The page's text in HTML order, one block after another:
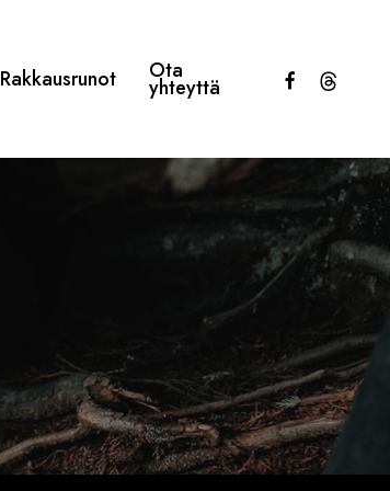
Rakkausrunot Ota
yhteyttä facebookthreads